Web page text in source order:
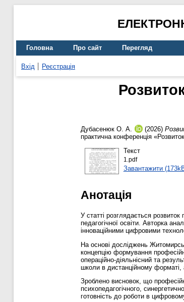
Головна Про сайт Перегляд
Вхід Реєстрація
Дубасенюк О. А. (2026)
практична конференція
Текст
1.pdf
Завантажити
Анотація
У статті розглядається
педагогічної освіти. Авторка
інноваційними цифровими
На основі досліджень
концепцію формування
операційно-діяльнісний та
школи в дистанційному форматі,
Зроблено висновок, що
психопедагогічного,
готовність до роботи в